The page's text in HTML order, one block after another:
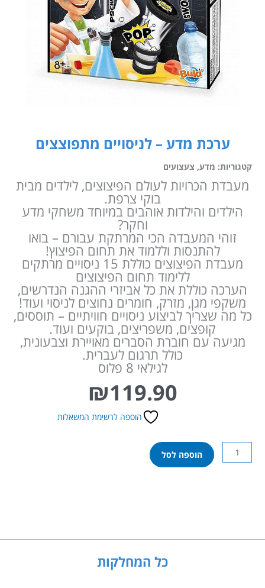
ערכת מדע – לניסויים מתפוצצים
קטגוריות: מדע, צעצועים
מעבדת הכרויות לעולם הפיצוצים, לילדים מבית
בוקי צרפת.
הילדים והילדות אוהבים במיוחד משחקי מדע
וחקר?
זוהי המעבדה הכי המרתקת עבורם – בואו
להתנסות וללמוד את תחום הפיצוץ!
מעבדת הפיצוצים כוללת 15 ניסויים מרתקים
ללימוד תחום הפיצוצים
הערכה כוללת את כל אביזרי ההגנה הנדרשים,
משקפי מגן, מזרק, חומרים נחוצים לניסוי ועוד!
כל מה שצריך לביצוע ניסויים חוויתיים – תוססים,
קופצים, משפריצים, בוקעים ועוד.
מגיעה עם חוברת הסברים מאויירת וצבעונית,
כולל תרגום לעברית.
לגילאי 8 פלוס
₪119.90
הוספה לרשימת המשאלות
כמות
של
הוספה לסל
כל המחלקות